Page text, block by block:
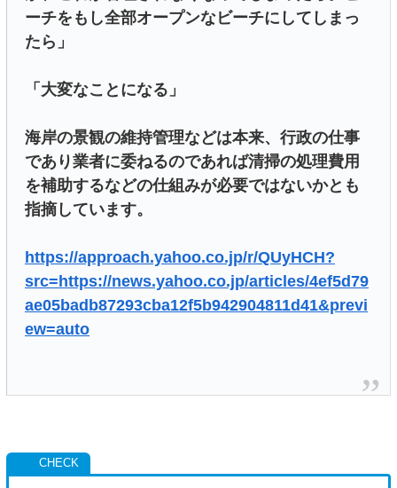
ーチをもし全部オープンなビーチにしてしまっ
たら」
「大変なことになる」
海岸の景観の維持管理などは本来、行政の仕事
であり業者に委ねるのであれば清掃の処理費用
を補助するなどの仕組みが必要ではないかとも
指摘しています。
https://approach.yahoo.co.jp/r/QUyHCH?
src=https://news.yahoo.co.jp/articles/4ef5d79
ae05badb87293cba12f5b942904811d41&previ
ew=auto